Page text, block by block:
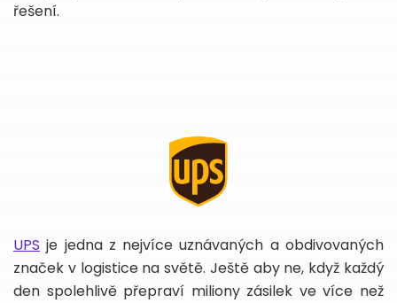
řešení.
UPS je jedna z nejvíce uznávaných a obdivovaných
značek v logistice na světě. Ještě aby ne, když každý
den spolehlivě přepraví miliony zásilek ve více než